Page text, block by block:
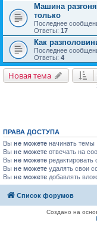
Машина
только
Последнее
Ответы: 17
Как
Последнее
Ответы: 4
Новая тема
ПРАВА ДОСТУПА
Вы не можете начинать темы
Вы не можете отвечать на
Вы не можете
Вы не можете удалять свои
Вы не можете добавлять
Список форумов
Создано на